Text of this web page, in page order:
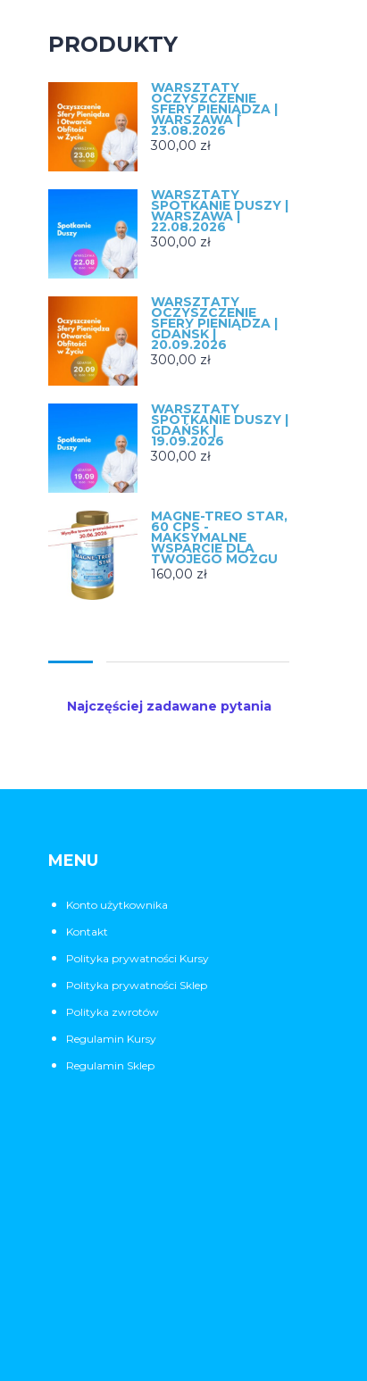
PRODUKTY
WARSZTATY
OCZYSZCZENIE
SFERY PIENIĄDZA |
WARSZAWA |
23.08.2026
300,00 zł
WARSZTATY
SPOTKANIE DUSZY |
WARSZAWA |
22.08.2026
300,00 zł
WARSZTATY
OCZYSZCZENIE
SFERY PIENIĄDZA |
GDAŃSK |
20.09.2026
300,00 zł
WARSZTATY
SPOTKANIE DUSZY |
GDAŃSK |
19.09.2026
300,00 zł
MAGNE-TREO STAR,
60 CPS -
MAKSYMALNE
WSPARCIE DLA
TWOJEGO MÓZGU
160,00 zł
Najczęściej zadawane pytania
MENU
Konto użytkownika
Kontakt
Polityka prywatności Kursy
Polityka prywatności Sklep
Polityka zwrotów
Regulamin Kursy
Regulamin Sklep